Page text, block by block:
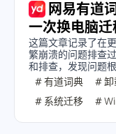
网易有道
一次换电脑
这篇文章记录了在
繁崩溃的问题排查
和排查，发现问题
通过彻底清理残留
有道词典 卸
系统迁移